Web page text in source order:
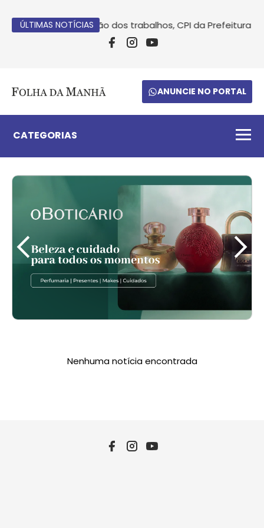
ÚLTIMAS NOTÍCIAS
Após conclusão dos trabalhos, CPI da Prefeitura
ANUNCIE NO PORTAL
CATEGORIAS
Nenhuma notícia encontrada